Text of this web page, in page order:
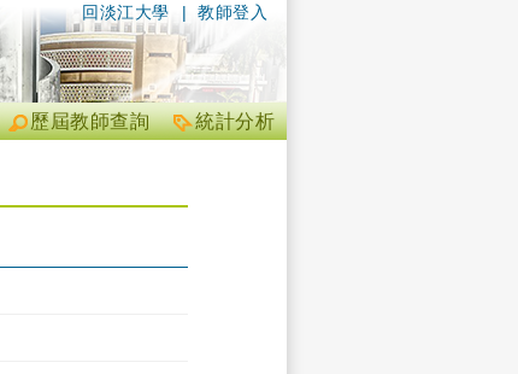
| 教師登入
回淡江大學
統計分析
歷屆教師查詢